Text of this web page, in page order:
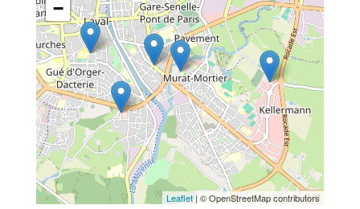
−
Leaflet| © OpenStreetMap contributors